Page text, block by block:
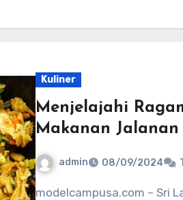
Kuliner
Menjelajahi
Makanan
admin 08/09/2024
modelcampusa.com – Sri Lanka, negara yang kaya